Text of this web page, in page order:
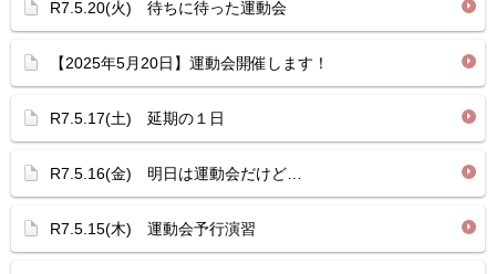
R7.5.20(火) 待ちに待った運動会
【2025年5月20日】運動会開催します！
R7.5.17(土) 延期の１日
R7.5.16(金) 明日は運動会だけど…
R7.5.15(木) 運動会予行演習